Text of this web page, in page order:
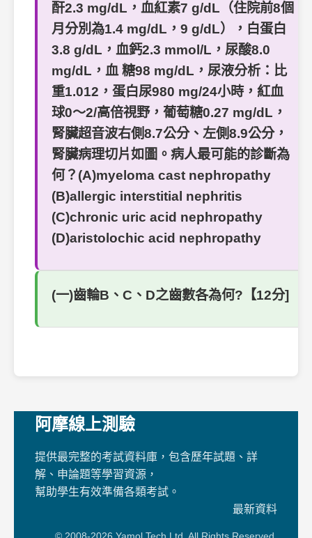
酐2.3 mg/dL，血紅素7 g/dL（住院前8個
月分別為1.4 mg/dL，9 g/dL），白蛋白
3.8 g/dL，血鈣2.3 mmol/L，尿酸8.0
mg/dL，血 糖98 mg/dL，尿液分析：比
重1.012，蛋白尿980 mg/24小時，紅血
球0～2/高倍視野，葡萄糖0.27 mg/dL，
腎臟超音波右側8.7公分、左側8.9公分，
腎臟病理切片如圖。病人最可能的診斷為
何？(A)myeloma cast nephropathy
(B)allergic interstitial nephritis
(C)chronic uric acid nephropathy
(D)aristolochic acid nephropathy
(一)齒輪B、C、D之齒數各為何?【12分]
阿摩線上測驗
提供最完整的考試資料庫，包含歷年試題、詳
解、申論題等學習資源，
幫助學生有效準備各類考試。
最新資料